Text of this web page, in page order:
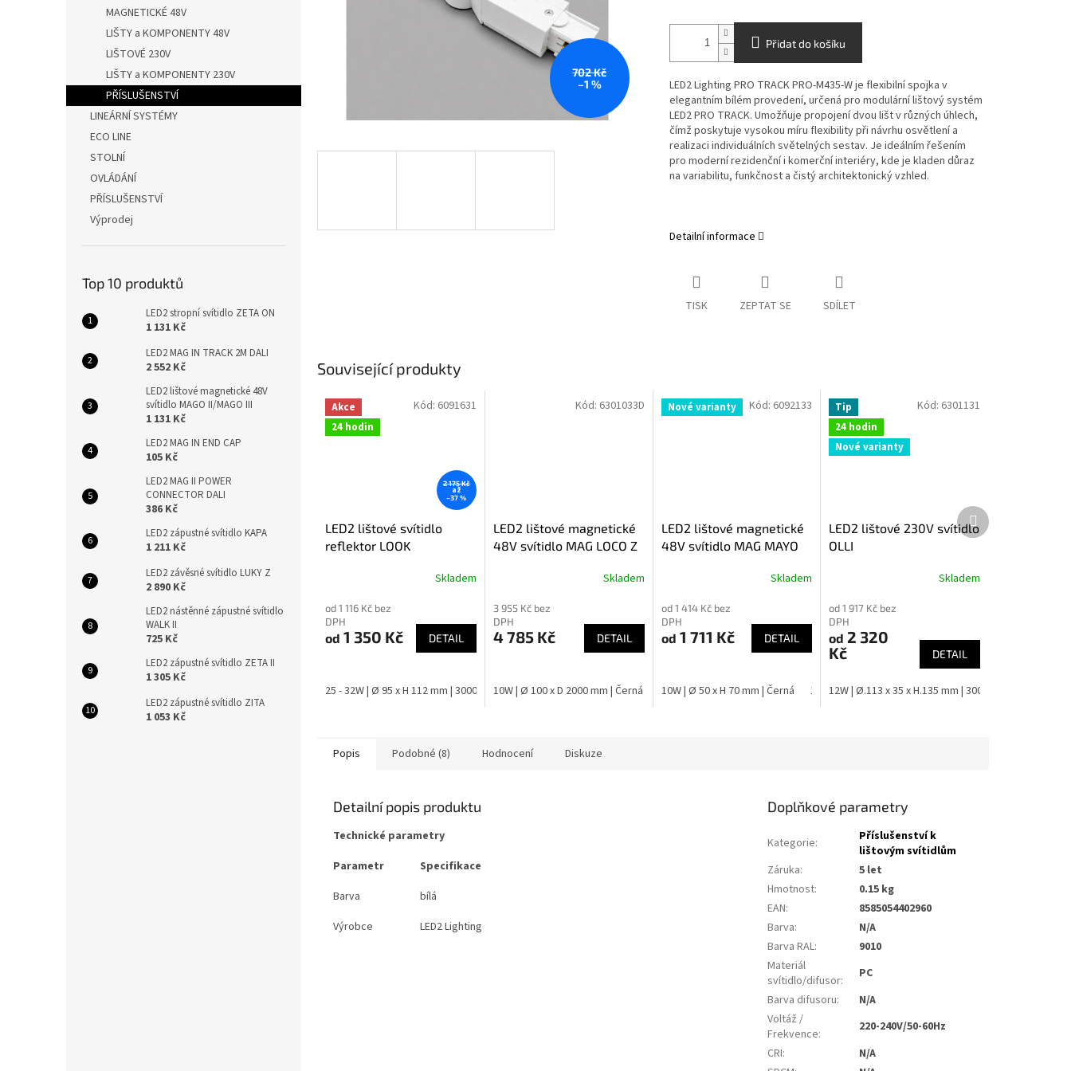
MAGNETICKÉ 48V
LIŠTY a KOMPONENTY 48V
LIŠTOVÉ 230V
LIŠTY a KOMPONENTY 230V
PŘÍSLUŠENSTVÍ
LINEÁRNÍ SYSTÉMY
ECO LINE
STOLNÍ
OVLÁDÁNÍ
PŘÍSLUŠENSTVÍ
Výprodej
Top 10 produktů
LED2 stropní svítidlo ZETA ON
1 131 Kč
LED2 MAG IN TRACK 2M DALI
2 552 Kč
LED2 lištové magnetické 48V
svítidlo MAGO II/MAGO III
1 131 Kč
LED2 MAG IN END CAP
105 Kč
LED2 MAG II POWER
CONNECTOR DALI
386 Kč
LED2 zápustné svítidlo KAPA
1 211 Kč
LED2 závěsné svítidlo LUKY Z
2 890 Kč
LED2 nástěnné zápustné svítidlo
WALK II
725 Kč
LED2 zápustné svítidlo ZETA II
1 305 Kč
LED2 zápustné svítidlo ZITA
1 053 Kč
702 Kč
–1 %
Přidat do košíku
LED2 Lighting PRO TRACK PRO-M435-W je flexibilní spojka v
elegantním bílém provedení, určená pro modulární lištový systém
LED2 PRO TRACK. Umožňuje propojení dvou lišt v různých úhlech,
čímž poskytuje vysokou míru flexibility při návrhu osvětlení a
realizaci individuálních světelných sestav. Je ideálním řešením
pro moderní rezidenční i komerční interiéry, kde je kladen důraz
na variabilitu, funkčnost a čistý architektonický vzhled.
Detailní informace
TISK ZEPTAT SE SDÍLET
Související produkty
Akce
24 hodin
2 175 Kč
až
–37 %
LED2 lištové svítidlo
reflektor LOOK
Skladem
od 1 116 Kč bez
DPH
od 1 350 Kč DETAIL
25 - 32W | Ø 95 x H 112 mm | 3000K 25 - 32W | Ø 95 x H 112 mm | 4000K
Kód: 6091631
LED2 lištové magnetické
48V svítidlo MAG LOCO Z
Skladem
3 955 Kč bez
DPH
4 785 Kč DETAIL
10W | Ø 100 x D 2000 mm | Černá
Kód: 6301033D Nové varianty
LED2 lištové magnetické
48V svítidlo MAG MAYO
Skladem
od 1 414 Kč bez
DPH
od 1 711 Kč DETAIL
10W | Ø 50 x H 70 mm | Černá 10W | Ø 50 x H 70 mm | Bílá
Kód: 6092133
Tip
24 hodin
Nové varianty
LED2 lištové 230V svítidlo
OLLI
Skladem
od 1 917 Kč bez
DPH
od 2 320
Kč
DETAIL
12W | Ø.113 x 35 x H.135 mm | 3000K
Kód: 6301131
Další
produkt
Popis Podobné (8) Hodnocení Diskuze
Detailní popis produktu
Technické parametry
Parametr
Specifikace
Barva
bílá
Výrobce
LED2 Lighting
Doplňkové parametry
Kategorie:
Příslušenství k
lištovým svítidlům
Záruka:
5 let
Hmotnost:
0.15 kg
EAN:
8585054402960
Barva:
N/A
Barva RAL:
9010
Materiál
svítidlo/difusor:
PC
Barva difusoru:
N/A
Voltáž /
Frekvence:
220-240V/50-60Hz
CRI:
N/A